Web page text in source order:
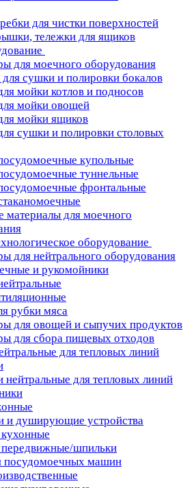
для чистки поверхностей
тележки для ящиков
для моечного оборудования
сушки и полировки бокалов
мойки котлов и подносов
мойки овощей
мойки ящиков
сушки и полировки столовых
купольные
туннельные
фронтальные
материалы для моечного
оборудование
для нейтрального оборудования
и рукомойники
рубки мяса
для овощей и сыпучих продуктов
для сбора пищевых отходов
для тепловых линий
нейтральные для тепловых линий
и душирующие устройства
шпильки
посудомоечных машин